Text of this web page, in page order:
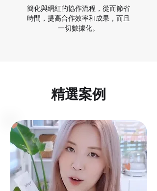
簡化與網紅的協作流程，從而節省
時間，提高合作效率和成果，而且
一切數據化。
​精選案例